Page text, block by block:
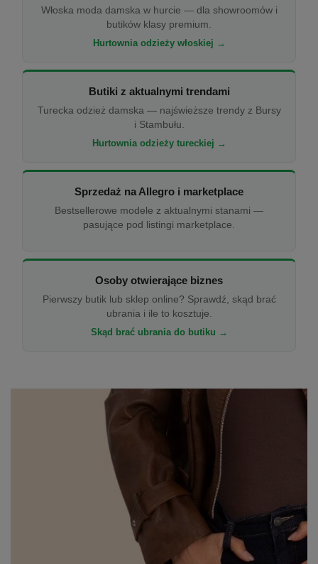
Włoska moda damska w hurcie — dla showroomów i
butików klasy premium.
Hurtownia odzieży włoskiej →
Butiki z aktualnymi trendami
Turecka odzież damska — najświeższe trendy z Bursy
i Stambułu.
Hurtownia odzieży tureckiej →
Sprzedaż na Allegro i marketplace
Bestsellerowe modele z aktualnymi stanami —
pasujące pod listingi marketplace.
Osoby otwierające biznes
Pierwszy butik lub sklep online? Sprawdź, skąd brać
ubrania i ile to kosztuje.
Skąd brać ubrania do butiku →